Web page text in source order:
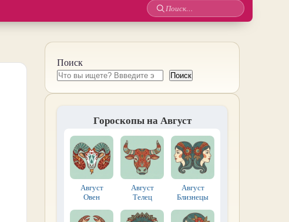
Поиск
Поиск
Поиск
Гороскопы на Август
Август
Овен
Август
Телец
Август
Близнецы